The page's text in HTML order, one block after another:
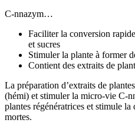
C-nnazym…
Faciliter la conversion
et sucres
Stimuler la plante à former
Contient des extraits de
La préparation d’extraits de
(hémi) et stimuler la micro-vie C-
plantes régénératrices et stimule
mortes.